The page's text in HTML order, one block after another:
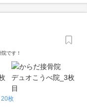
です！
20枚